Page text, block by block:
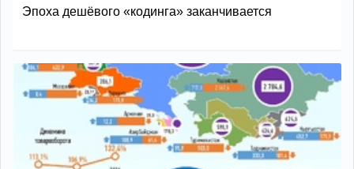
Эпоха дешёвого «кодинга» заканчивается